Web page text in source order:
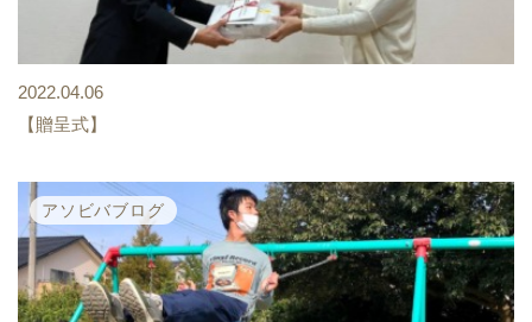
2022.04.06
【贈呈式】
アソビバブログ